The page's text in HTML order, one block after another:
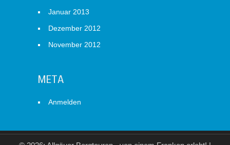
Januar 2013
Dezember 2012
November 2012
META
Anmelden